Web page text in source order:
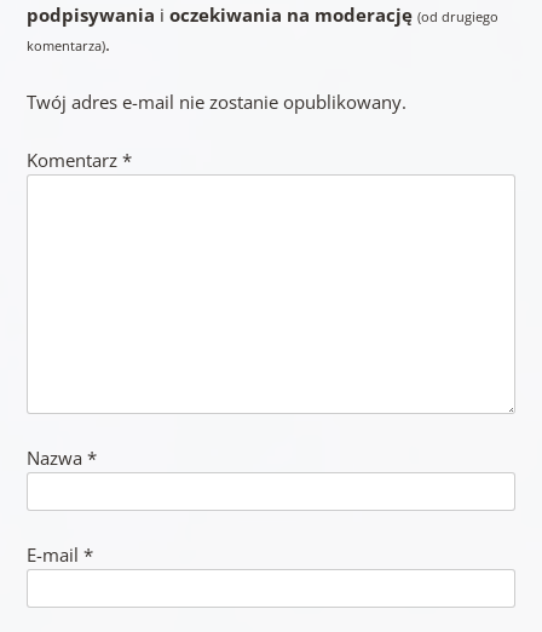
podpisywania i oczekiwania na moderację (od drugiego
komentarza).
Twój adres e-mail nie zostanie opublikowany.
Komentarz *
Nazwa *
E-mail *